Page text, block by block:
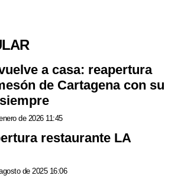
a casa: reapertura
de Cartagena con su
de 2026 11:45
restaurante LA
de 2025 16:06